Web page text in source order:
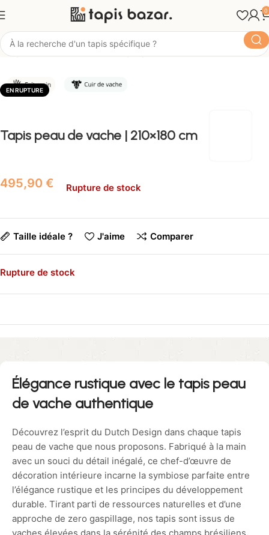
0
Matière Tapis peau de vache
EN RUPTURE
Tapis peau de vache | 210×180 cm
€ Rupture de stock
Taille idéale ? J'aime Comparer
Rupture de stock
Élégance rustique avec le tapis peau
de vache authentique
Découvrez l’esprit du Dutch Design dans chaque tapis
peau de vache que nous proposons. Fabriqué à la main
avec un souci du détail inégalé, ce chef-d’œuvre de
décoration intérieure incarne la symbiose parfaite entre
l’élégance rustique et les principes du développement
durable. Tirant parti de ressources naturelles et d’une
approche de zero gaspillage, nos tapis sont issus de